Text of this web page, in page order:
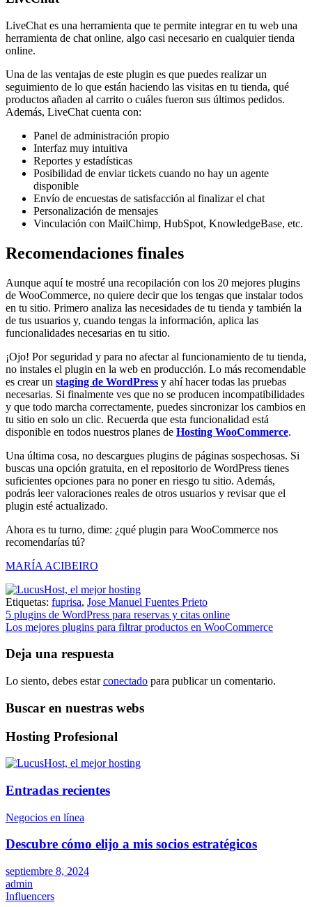
LiveChat es una herramienta que te permite integrar en tu web una
herramienta de chat online, algo casi necesario en cualquier tienda
online.
Una de las ventajas de este plugin es que puedes realizar un
seguimiento de lo que están haciendo las visitas en tu tienda, qué
productos añaden al carrito o cuáles fueron sus últimos pedidos.
Además, LiveChat cuenta con:
Panel de administración propio
Interfaz muy intuitiva
Reportes y estadísticas
Posibilidad de enviar tickets cuando no hay un agente
disponible
Envío de encuestas de satisfacción al finalizar el chat
Personalización de mensajes
Vinculación con MailChimp, HubSpot, KnowledgeBase, etc.
Recomendaciones finales
Aunque aquí te mostré una recopilación con los 20 mejores plugins
de WooCommerce, no quiere decir que los tengas que instalar todos
en tu sitio. Primero analiza las necesidades de tu tienda y también la
de tus usuarios y, cuando tengas la información, aplica las
funcionalidades necesarias en tu sitio.
¡Ojo! Por seguridad y para no afectar al funcionamiento de tu tienda,
no instales el plugin en la web en producción. Lo más recomendable
es crear un staging de WordPress y ahí hacer todas las pruebas
necesarias. Si finalmente ves que no se producen incompatibilidades
y que todo marcha correctamente, puedes sincronizar los cambios en
tu sitio en solo un clic. Recuerda que esta funcionalidad está
disponible en todos nuestros planes de Hosting WooCommerce.
Una última cosa, no descargues plugins de páginas sospechosas. Si
buscas una opción gratuita, en el repositorio de WordPress tienes
suficientes opciones para no poner en riesgo tu sitio. Además,
podrás leer valoraciones reales de otros usuarios y revisar que el
plugin esté actualizado.
Ahora es tu turno, dime: ¿qué plugin para WooCommerce nos
recomendarías tú?
MARÍA ACIBEIRO
Etiquetas: fuprisa, Jose Manuel Fuentes Prieto
Navegación
de
entradas
5 plugins de WordPress para reservas y citas online
Los mejores plugins para filtrar productos en WooCommerce
Deja una respuesta
Lo siento, debes estarconectado para publicar un comentario.
Buscar en nuestras webs
Hosting Profesional
Entradas recientes
Negocios en línea
Descubre cómo elijo a mis socios estratégicos
septiembre 8, 2024
admin
Influencers